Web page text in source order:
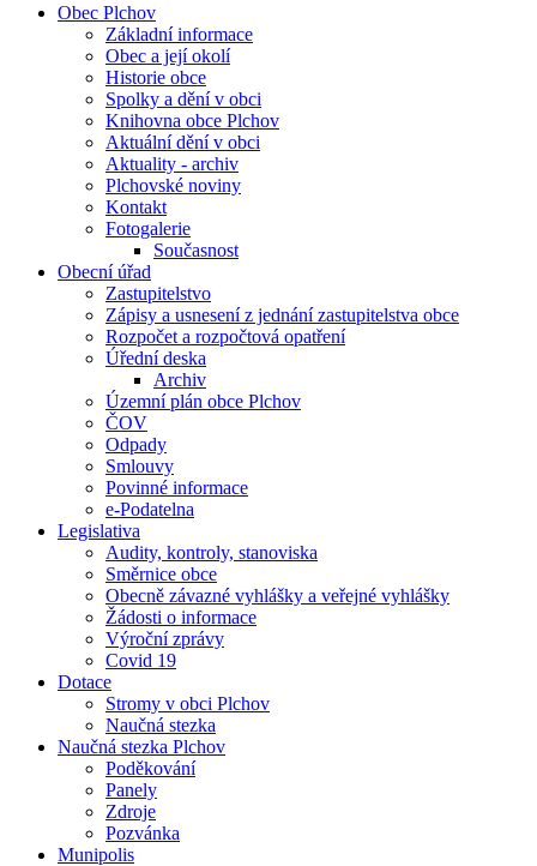
Obec Plchov
Základní informace
Obec a její okolí
Historie obce
Spolky a dění v obci
Knihovna obce Plchov
Aktuální dění v obci
Aktuality - archiv
Plchovské noviny
Kontakt
Fotogalerie
Současnost
Obecní úřad
Zastupitelstvo
Zápisy a usnesení z jednání zastupitelstva obce
Rozpočet a rozpočtová opatření
Úřední deska
Archiv
Územní plán obce Plchov
ČOV
Odpady
Smlouvy
Povinné informace
e-Podatelna
Legislativa
Audity, kontroly, stanoviska
Směrnice obce
Obecně závazné vyhlášky a veřejné vyhlášky
Žádosti o informace
Výroční zprávy
Covid 19
Dotace
Stromy v obci Plchov
Naučná stezka
Naučná stezka Plchov
Poděkování
Panely
Zdroje
Pozvánka
Munipolis